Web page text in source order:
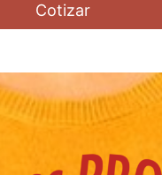
Cotizar